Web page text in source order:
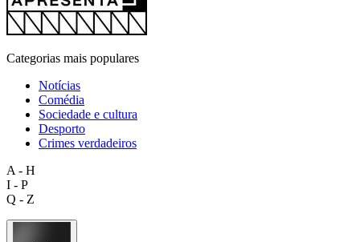
Categorias mais populares
Notícias
Comédia
Sociedade e cultura
Desporto
Crimes verdadeiros
A - H
I - P
Q - Z